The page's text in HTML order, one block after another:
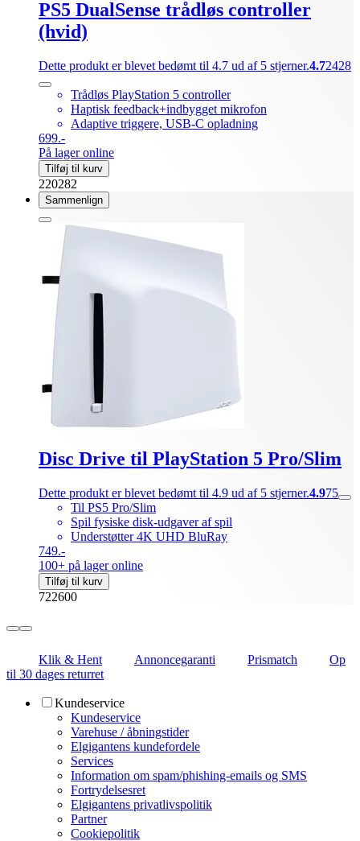
PS5 DualSense trådløs controller
(hvid)
Dette produkt er blevet bedømt til 4.7 ud af 5 stjerner.4.72428
Trådløs PlayStation 5 controller
Haptisk feedback+indbygget mikrofon
Adaptive triggere, USB-C opladning
699.-
På lager online
Tilføj til kurv
220282
Sammenlign
Disc Drive til PlayStation 5 Pro/Slim
Dette produkt er blevet bedømt til 4.9 ud af 5 stjerner.4.975
Til PS5 Pro/Slim
Spil fysiske disk-udgaver af spil
Understøtter 4K UHD BluRay
749.-
100+ på lager online
Tilføj til kurv
722600
Klik & Hent Annoncegaranti Prismatch
Op
til 30 dages returret
Kundeservice
Kundeservice
Varehuse / åbningstider
Elgigantens kundefordele
Services
Information om spam/phishing-emails og SMS
Fortrydelsesret
Elgigantens privatlivspolitik
Partner
Cookiepolitik